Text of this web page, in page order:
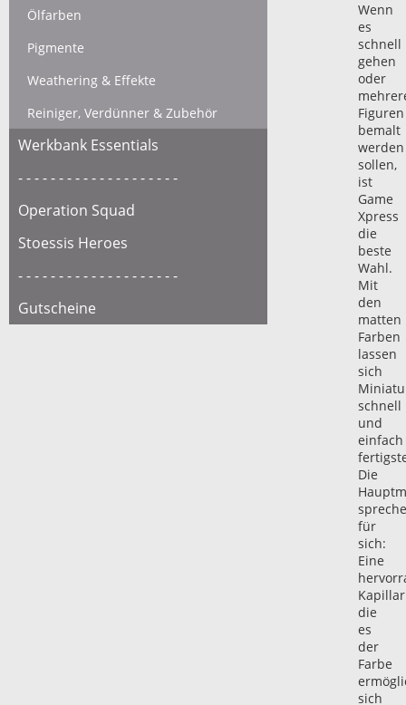
Ölfarben
Pigmente
Weathering & Effekte
Reiniger, Verdünner & Zubehör
Werkbank Essentials
- - - - - - - - - - - - - - - - - - - -
Operation Squad
Stoessis Heroes
- - - - - - - - - - - - - - - - - - - -
Gutscheine
Wenn
es
schnell
gehen
oder
Figuren
bemalt
werden
sollen,
ist
Game
Xpress
die
beste
Wahl.
Mit
den
matten
Farben
lassen
sich
schnell
und
einfach
Die
für
sich:
Eine
die
es
der
Farbe
sich